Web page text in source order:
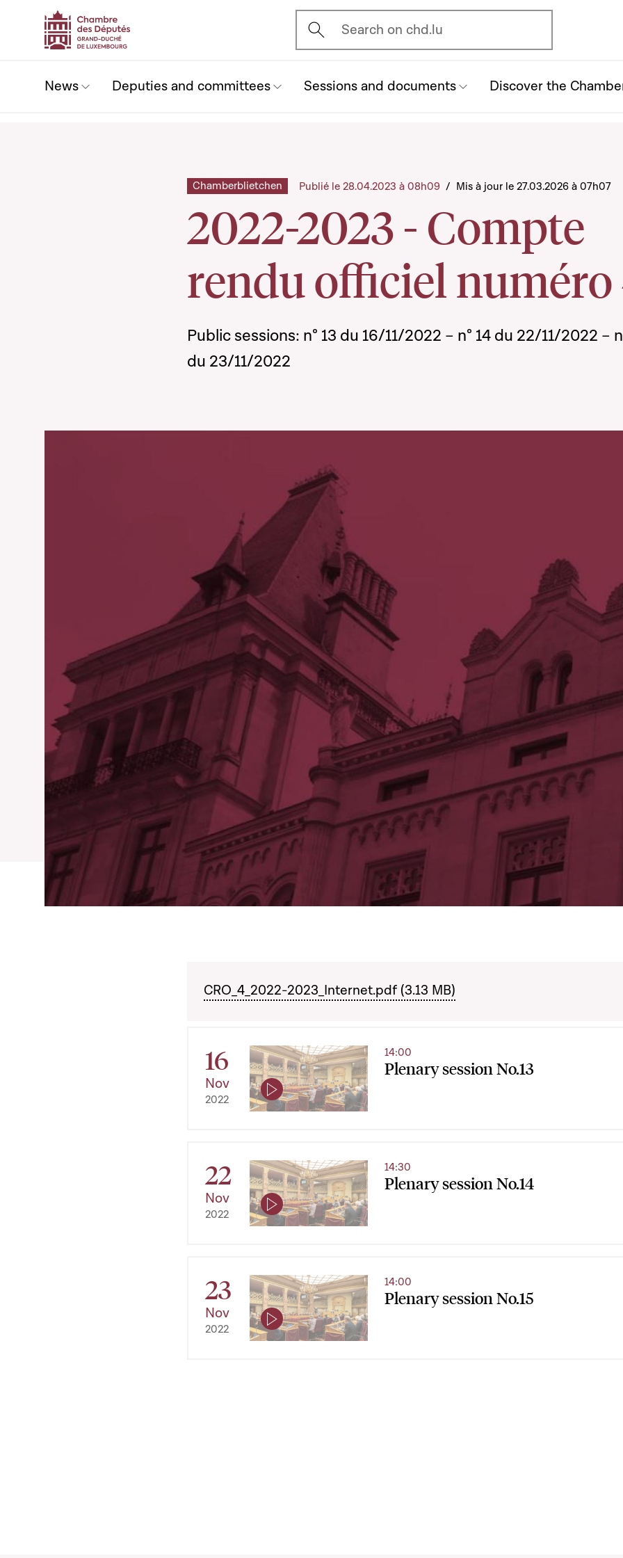
Ouvrir l'écran de recherche
Search on chd.lu
News Deputies and committees Sessions and documents Discover the
2022-2023 - Compte
rendu officiel numéro
Chamberblietchen Publié le 28.04.2023 à 08h09 / Mis à jour le 27.03.2026 à 07h07
Public sessions: n° 13 du 16/11/2022 – n° 14 du 22/11/2022 –
du 23/11/2022
CRO_4_2022-2023_Internet.pdf (3.13 MB)
16
Nov
2022
Plenary session No.13
14:00
22
Nov
2022
Plenary session No.14
14:30
23
Nov
2022
Plenary session No.15
14:00